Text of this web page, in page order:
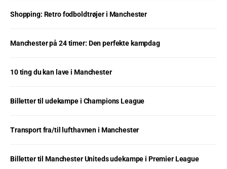
Shopping: Retro fodboldtrøjer i Manchester
Manchester på 24 timer: Den perfekte kampdag
10 ting du kan lave i Manchester
Billetter til udekampe i Champions League
Transport fra/til lufthavnen i Manchester
Billetter til Manchester Uniteds udekampe i Premier League